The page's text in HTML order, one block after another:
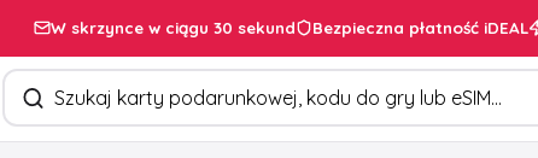
W skrzynce w ciągu 30 sekund Bezpieczna płatność iDEAL
Szukaj produktów